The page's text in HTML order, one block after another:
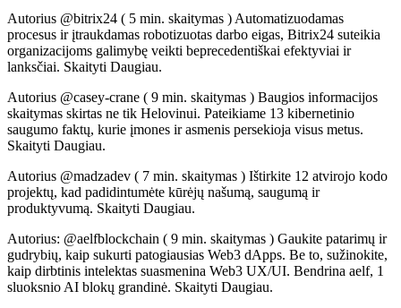
Autorius @bitrix24 ( 5 min. skaitymas ) Automatizuodamas
procesus ir įtraukdamas robotizuotas darbo eigas, Bitrix24 suteikia
organizacijoms galimybę veikti beprecedentiškai efektyviai ir
lanksčiai. Skaityti Daugiau.
Autorius @casey-crane ( 9 min. skaitymas ) Baugios informacijos
skaitymas skirtas ne tik Helovinui. Pateikiame 13 kibernetinio
saugumo faktų, kurie įmones ir asmenis persekioja visus metus.
Skaityti Daugiau.
Autorius @madzadev ( 7 min. skaitymas ) Ištirkite 12 atvirojo kodo
projektų, kad padidintumėte kūrėjų našumą, saugumą ir
produktyvumą. Skaityti Daugiau.
Autorius: @aelfblockchain ( 9 min. skaitymas ) Gaukite patarimų ir
gudrybių, kaip sukurti patogiausias Web3 dApps. Be to, sužinokite,
kaip dirbtinis intelektas suasmenina Web3 UX/UI. Bendrina aelf, 1
sluoksnio AI blokų grandinė. Skaityti Daugiau.